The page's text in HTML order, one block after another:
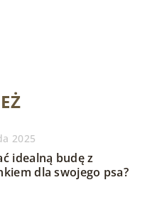
2025
idealną budę z
dla swojego psa?